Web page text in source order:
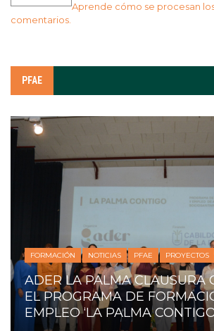
Aprende cómo se procesan
comentarios.
PFAE
FORMACIÓN NOTICIAS PFAE PROYECTOS
ADER LA PALMA CLAUSURA
EL PROGRAMA DE
EMPLEO ‘LA PALMA